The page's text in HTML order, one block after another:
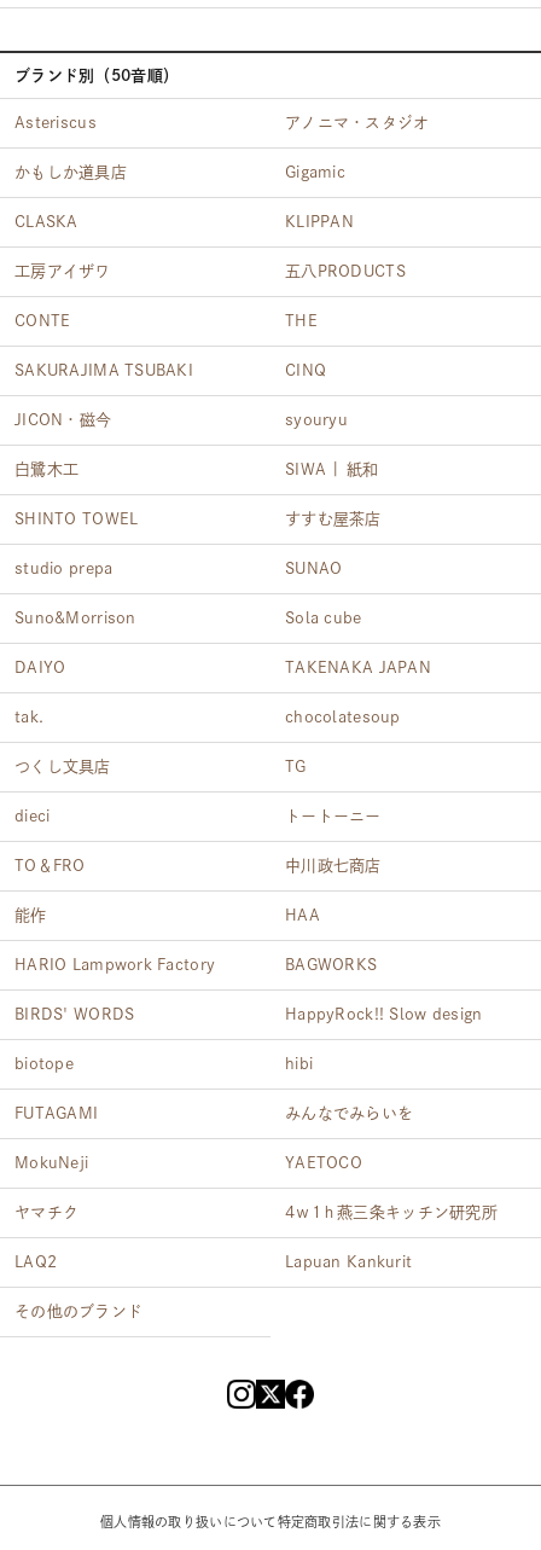
ブランド別（50音順）
Asteriscus アノニマ・スタジオ
かもしか道具店 Gigamic
CLASKA KLIPPAN
工房アイザワ 五八PRODUCTS
CONTE THE
SAKURAJIMA TSUBAKI CINQ
JICON・磁今 syouryu
白鷺木工 SIWA | 紙和
SHINTO TOWEL すすむ屋茶店
studio prepa SUNAO
Suno&Morrison Sola cube
DAIYO TAKENAKA JAPAN
tak. chocolatesoup
つくし文具店 TG
dieci トートーニー
TO＆FRO 中川政七商店
能作 HAA
HARIO Lampwork Factory BAGWORKS
BIRDS' WORDS HappyRock!! Slow design
biotope hibi
FUTAGAMI みんなでみらいを
MokuNeji YAETOCO
ヤマチク 4ｗ1ｈ燕三条キッチン研究所
LAQ2 Lapuan Kankurit
その他のブランド
個人情報の取り扱いについて特定商取引法に関する表示